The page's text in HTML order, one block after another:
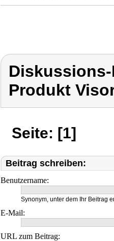
Produkt
Seite: [1]
Beitrag schreiben:
Benutzername:
Synonym, unter dem Ihr Beitrag
E-Mail:
URL zum Beitrag: